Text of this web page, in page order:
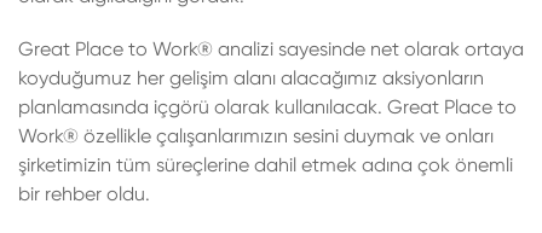
Great Place to Work® analizi sayesinde net olarak ortaya
koyduğumuz her gelişim alanı alacağımız aksiyonların
planlamasında içgörü olarak kullanılacak. Great Place to
Work® özellikle çalışanlarımızın sesini duymak ve onları
şirketimizin tüm süreçlerine dahil etmek adına çok önemli
bir rehber oldu.